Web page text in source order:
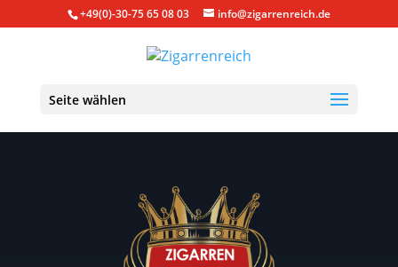
+49(0)-30-75 65 08 03 info@zigarrenreich.de
Seite wählen